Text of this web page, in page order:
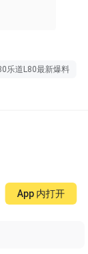
乐道L80最新爆料
App 内打开